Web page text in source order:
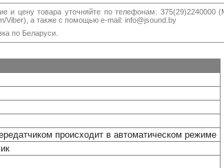
и цену товара уточняйте по телефонам: 375(29)2240000
Viber), а также с помощью e-mail: info@jsound.by
по Беларуси.
происходит в автоматическом режиме